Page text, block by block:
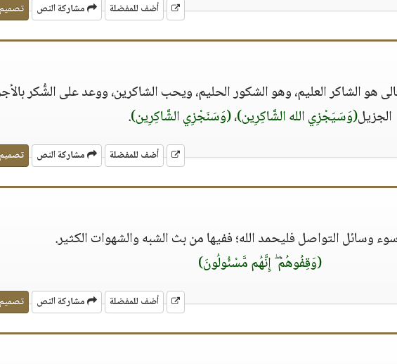
أضف للمفضلة مشاركة النص
هو الشاكر العليم، وهو الشكور الحليم، ويحب الشاكرين، ووعد على الشُّكر
الجزيل(وَسَيَجْزِي الله الشَّاكِرِين)،(وَسَنَجْزِي الشَّاكِرِين).
أضف للمفضلة مشاركة النص
وسائل التواصل فليحمد الله؛ ففيها من بث الشبه والشهوات الكثير.
(وَقِفُوهُمْ ۖ إِنَّهُم مَّسْئُولُونَ)
أضف للمفضلة مشاركة النص